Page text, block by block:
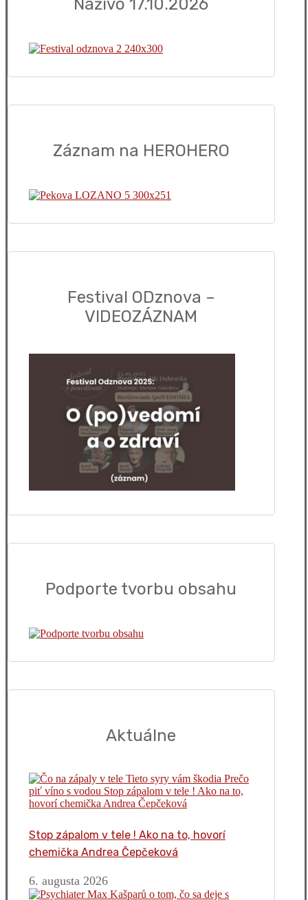
Naživo 17.10.2026
Záznam na HEROHERO
Festival ODznova –
VIDEOZÁZNAM
Podporte tvorbu obsahu
Aktuálne
Stop zápalom v tele ! Ako na to, hovorí
chemička Andrea Čepčeková
6. augusta 2026